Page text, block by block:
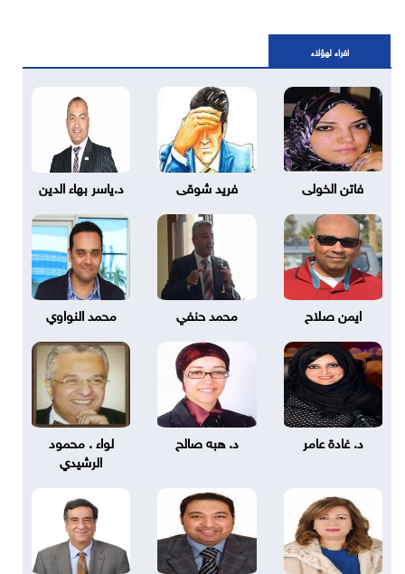
اقراء لهؤلاء
فاتن الخولى فريد شوقى د.ياسر بهاء الدين
ايمن صلاح محمد حنفي محمد النواوي
د. غادة عامر د. هبه صالح
لواء . محمود
الرشيدي